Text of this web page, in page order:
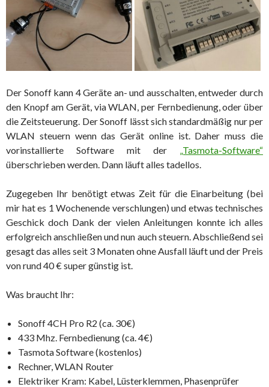
Der Sonoff kann 4 Geräte an- und ausschalten, entweder durch
den Knopf am Gerät, via WLAN, per Fernbedienung, oder über
die Zeitsteuerung. Der Sonoff lässt sich standardmäßig nur per
WLAN steuern wenn das Gerät online ist. Daher muss die
vorinstallierte Software mit der „Tasmota-Software“
überschrieben werden. Dann läuft alles tadellos.
Zugegeben Ihr benötigt etwas Zeit für die Einarbeitung (bei
mir hat es 1 Wochenende verschlungen) und etwas technisches
Geschick doch Dank der vielen Anleitungen konnte ich alles
erfolgreich anschließen und nun auch steuern. Abschließend sei
gesagt das alles seit 3 Monaten ohne Ausfall läuft und der Preis
von rund 40 € super günstig ist.
Was braucht Ihr:
Sonoff 4CH Pro R2 (ca. 30€)
433 Mhz. Fernbedienung (ca. 4€)
Tasmota Software (kostenlos)
Rechner, WLAN Router
Elektriker Kram: Kabel, Lüsterklemmen, Phasenprüfer